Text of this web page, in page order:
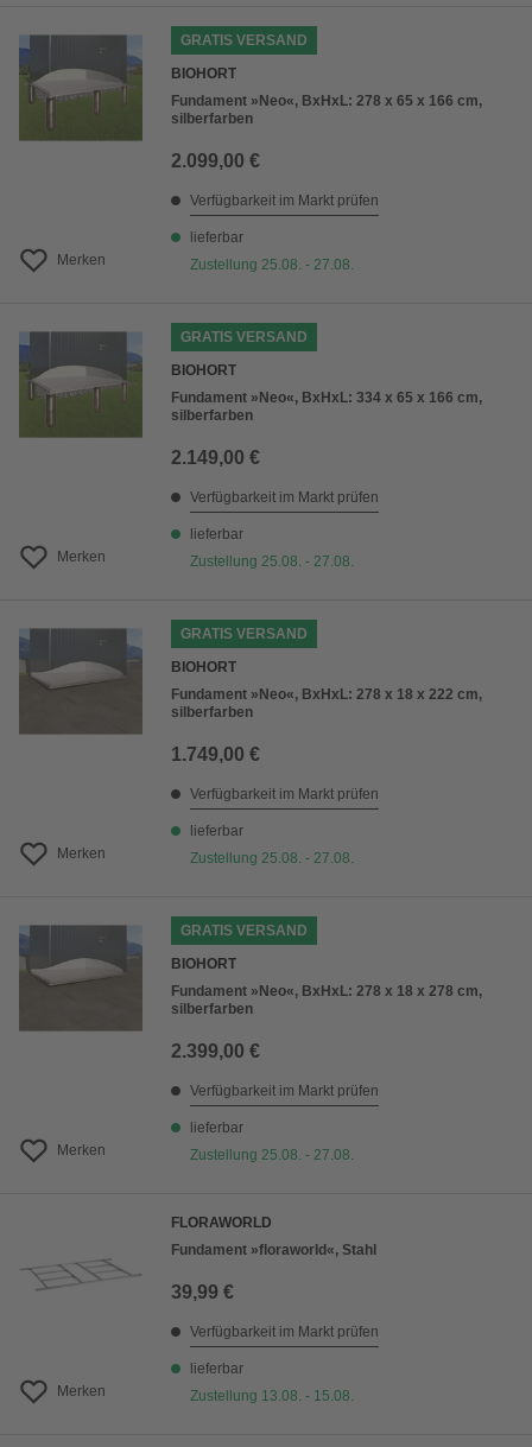
Merken
GRATIS VERSAND
BIOHORT
Fundament »Neo«, BxHxL: 278 x 65 x 166 cm,
silberfarben
2.099,00 €
Verfügbarkeit im Markt prüfen
lieferbar
Zustellung 25.08. - 27.08.
Merken
GRATIS VERSAND
BIOHORT
Fundament »Neo«, BxHxL: 334 x 65 x 166 cm,
silberfarben
2.149,00 €
Verfügbarkeit im Markt prüfen
lieferbar
Zustellung 25.08. - 27.08.
Merken
GRATIS VERSAND
BIOHORT
Fundament »Neo«, BxHxL: 278 x 18 x 222 cm,
silberfarben
1.749,00 €
Verfügbarkeit im Markt prüfen
lieferbar
Zustellung 25.08. - 27.08.
Merken
GRATIS VERSAND
BIOHORT
Fundament »Neo«, BxHxL: 278 x 18 x 278 cm,
silberfarben
2.399,00 €
Verfügbarkeit im Markt prüfen
lieferbar
Zustellung 25.08. - 27.08.
Merken
FLORAWORLD
Fundament »floraworld«, Stahl
39,99 €
Verfügbarkeit im Markt prüfen
lieferbar
Zustellung 13.08. - 15.08.